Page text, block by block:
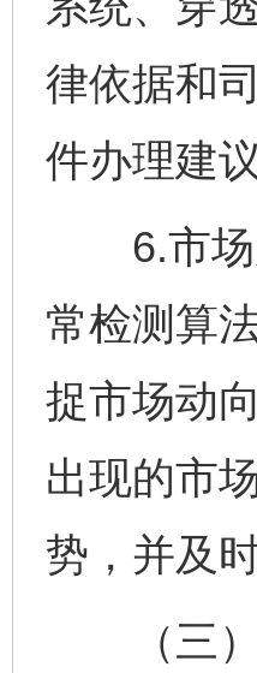
律依据和
件办理建
6.市场
常检测算
捉市场动
出现的市
势，并及
（三）